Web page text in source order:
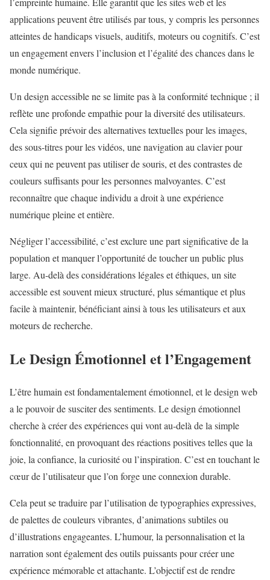
applications peuvent être utilisés par tous, y compris les personnes
atteintes de handicaps visuels, auditifs, moteurs ou cognitifs. C’est
un engagement envers l’inclusion et l’égalité des chances dans le
monde numérique.
Un design accessible ne se limite pas à la conformité technique ; il
reflète une profonde empathie pour la diversité des utilisateurs.
Cela signifie prévoir des alternatives textuelles pour les images,
des sous-titres pour les vidéos, une navigation au clavier pour
ceux qui ne peuvent pas utiliser de souris, et des contrastes de
couleurs suffisants pour les personnes malvoyantes. C’est
reconnaître que chaque individu a droit à une expérience
numérique pleine et entière.
Négliger l’accessibilité, c’est exclure une part significative de la
population et manquer l’opportunité de toucher un public plus
large. Au-delà des considérations légales et éthiques, un site
accessible est souvent mieux structuré, plus sémantique et plus
facile à maintenir, bénéficiant ainsi à tous les utilisateurs et aux
moteurs de recherche.
Le Design Émotionnel et l’Engagement
L’être humain est fondamentalement émotionnel, et le design web
a le pouvoir de susciter des sentiments. Le design émotionnel
cherche à créer des expériences qui vont au-delà de la simple
fonctionnalité, en provoquant des réactions positives telles que la
joie, la confiance, la curiosité ou l’inspiration. C’est en touchant le
cœur de l’utilisateur que l’on forge une connexion durable.
Cela peut se traduire par l’utilisation de typographies expressives,
de palettes de couleurs vibrantes, d’animations subtiles ou
d’illustrations engageantes. L’humour, la personnalisation et la
narration sont également des outils puissants pour créer une
expérience mémorable et attachante. L’objectif est de rendre